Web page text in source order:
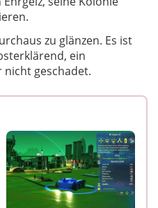
zu glänzen. Es ist
ein
geschadet.